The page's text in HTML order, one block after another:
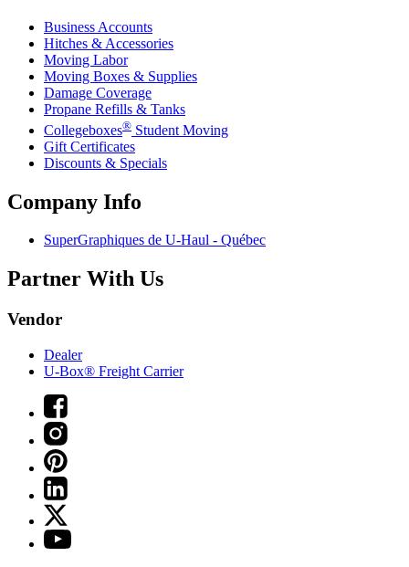
Business Accounts
Hitches & Accessories
Moving Labor
Moving Boxes & Supplies
Damage Coverage
Propane Refills & Tanks
Collegeboxes® Student Moving
Gift Certificates
Discounts & Specials
Company Info
SuperGraphiques de U-Haul - Québec
Partner With Us
Vendor
Dealer
U-Box® Freight Carrier